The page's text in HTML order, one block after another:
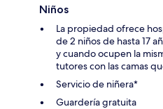
Niños
La propiedad ofrece
de 2 niños de hasta 17
y cuando ocupen la
tutores con las camas
Servicio de niñera*
Guardería gratuita